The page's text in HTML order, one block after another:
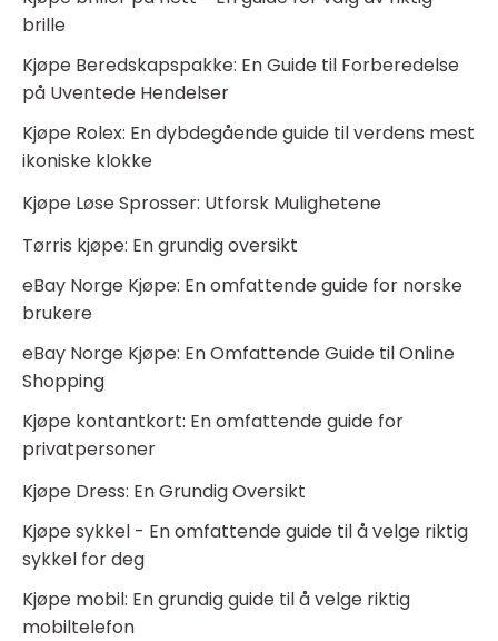
brille
Kjøpe Beredskapspakke: En Guide til Forberedelse
på Uventede Hendelser
Kjøpe Rolex: En dybdegående guide til verdens mest
ikoniske klokke
Kjøpe Løse Sprosser: Utforsk Mulighetene
Tørris kjøpe: En grundig oversikt
eBay Norge Kjøpe: En omfattende guide for norske
brukere
eBay Norge Kjøpe: En Omfattende Guide til Online
Shopping
Kjøpe kontantkort: En omfattende guide for
privatpersoner
Kjøpe Dress: En Grundig Oversikt
Kjøpe sykkel - En omfattende guide til å velge riktig
sykkel for deg
Kjøpe mobil: En grundig guide til å velge riktig
mobiltelefon